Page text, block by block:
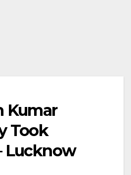
Kumar
Took
Lucknow